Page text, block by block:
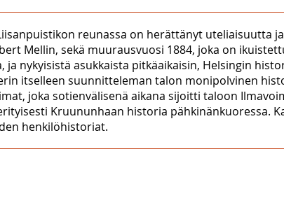
reunassa on herättänyt uteliaisuutta
Mellin, sekä muurausvuosi 1884, joka on
nykyisistä asukkaista pitkäaikaisin, Helsingin
itselleen suunnitteleman talon monipolvinen
joka sotienvälisenä aikana sijoitti taloon
Kruununhaan historia pähkinänkuoressa.
henkilöhistoriat.